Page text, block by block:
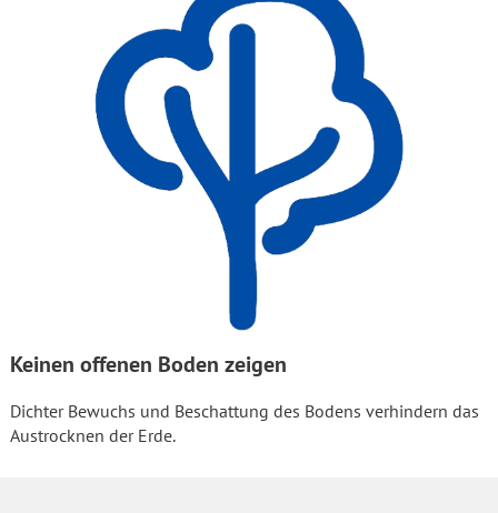
Keinen offenen Boden zeigen
Dichter Bewuchs und Beschattung des Bodens verhindern das
Austrocknen der Erde.